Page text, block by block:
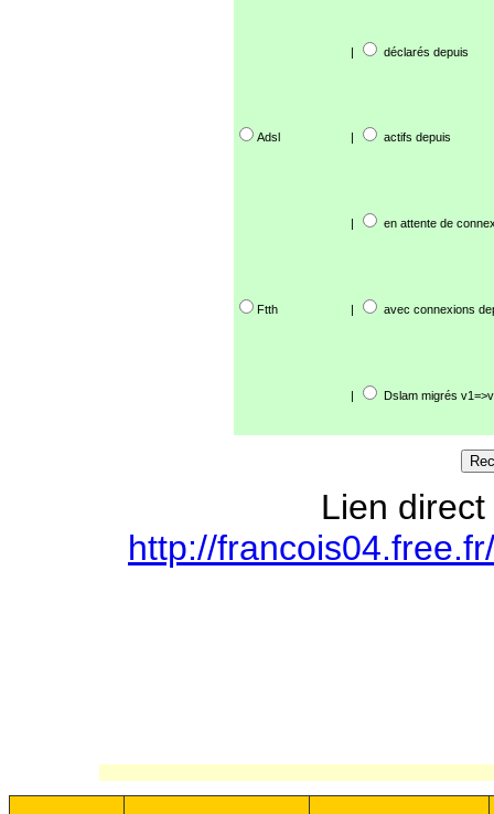
| déclarés depuis
Adsl | actifs depuis
| en attente de
Ftth | avec connexions
| Dslam migrés
Lien
http://